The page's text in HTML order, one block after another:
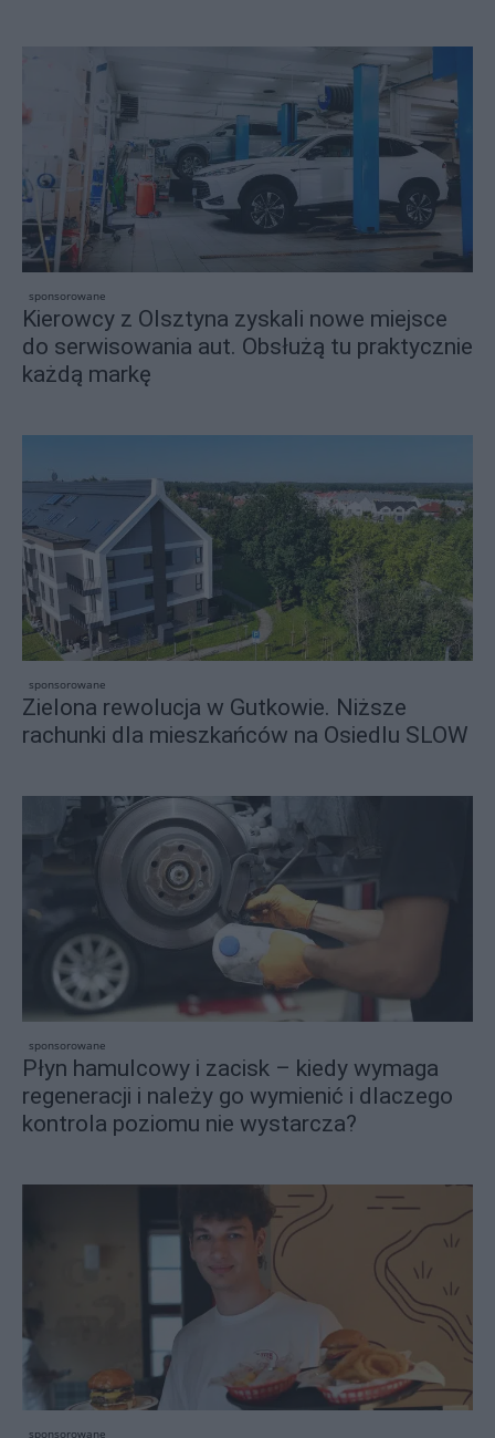
sponsorowane
Kierowcy z Olsztyna zyskali nowe miejsce
do serwisowania aut. Obsłużą tu praktycznie
każdą markę
sponsorowane
Zielona rewolucja w Gutkowie. Niższe
rachunki dla mieszkańców na Osiedlu SLOW
sponsorowane
Płyn hamulcowy i zacisk – kiedy wymaga
regeneracji i należy go wymienić i dlaczego
kontrola poziomu nie wystarcza?
sponsorowane